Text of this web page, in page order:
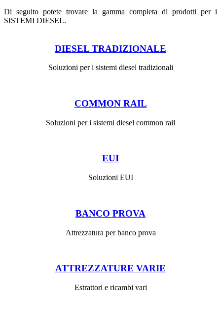
Di seguito potete trovare la gamma completa di prodotti per i
SISTEMI DIESEL.
DIESEL TRADIZIONALE
Soluzioni per i sistemi diesel tradizionali
COMMON RAIL
Soluzioni per i sistemi diesel common rail
EUI
Soluzioni EUI
BANCO PROVA
Attrezzatura per banco prova
ATTREZZATURE VARIE
Estrattori e ricambi vari